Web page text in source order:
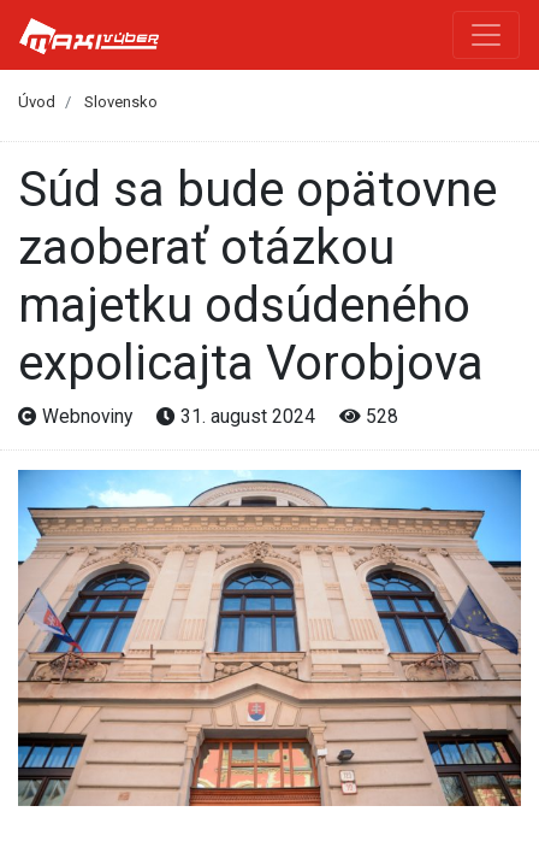
Úvod Slovensko
Súd sa bude opätovne
zaoberať otázkou
majetku odsúdeného
expolicajta Vorobjova
Webnoviny 31. august 2024 528